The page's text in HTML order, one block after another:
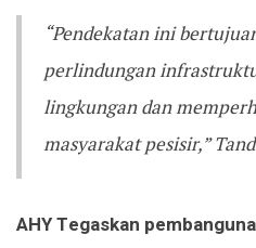
“Pendekatan ini
perlindungan
lingkungan dan
masyarakat pesisir,”
AHY Tegaskan